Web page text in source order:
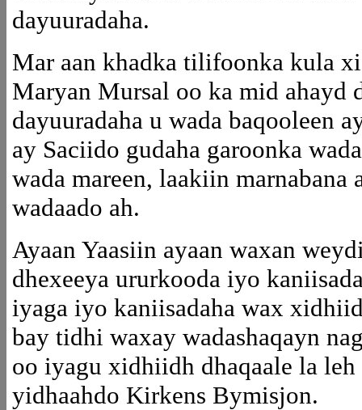
dayuuradaha.
Mar aan khadka tilifoonka kula
Maryan Mursal oo ka mid ahayd
dayuuradaha u wada baqooleen
ay Saciido gudaha garoonka
wada mareen, laakiin
wadaado ah.
Ayaan Yaasiin ayaan waxan
dhexeeya ururkooda iyo
iyaga iyo kaniisadaha wax
bay tidhi waxay wadashaqayn
oo iyagu xidhiidh dhaqaale la leh
yidhaahdo Kirkens Bymisjon.